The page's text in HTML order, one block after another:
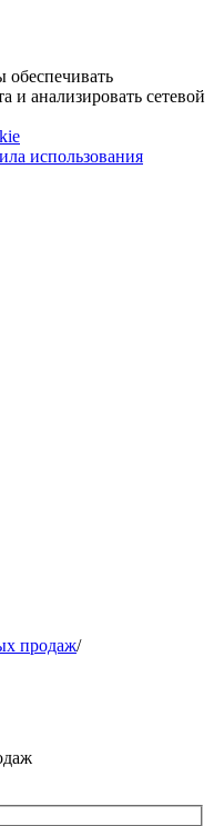
и анализировать сетевой
использования
продаж/